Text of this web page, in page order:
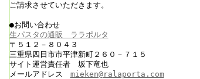
ご請求させていただきます。
●お問い合わせ
生パスタの通販 ララポルタ
〒５１２－８０４３
三重県四日市市平津新町２６０－７１５
サイト運営責任者 坂下竜也
メールアドレス mieken@ralaporta.com